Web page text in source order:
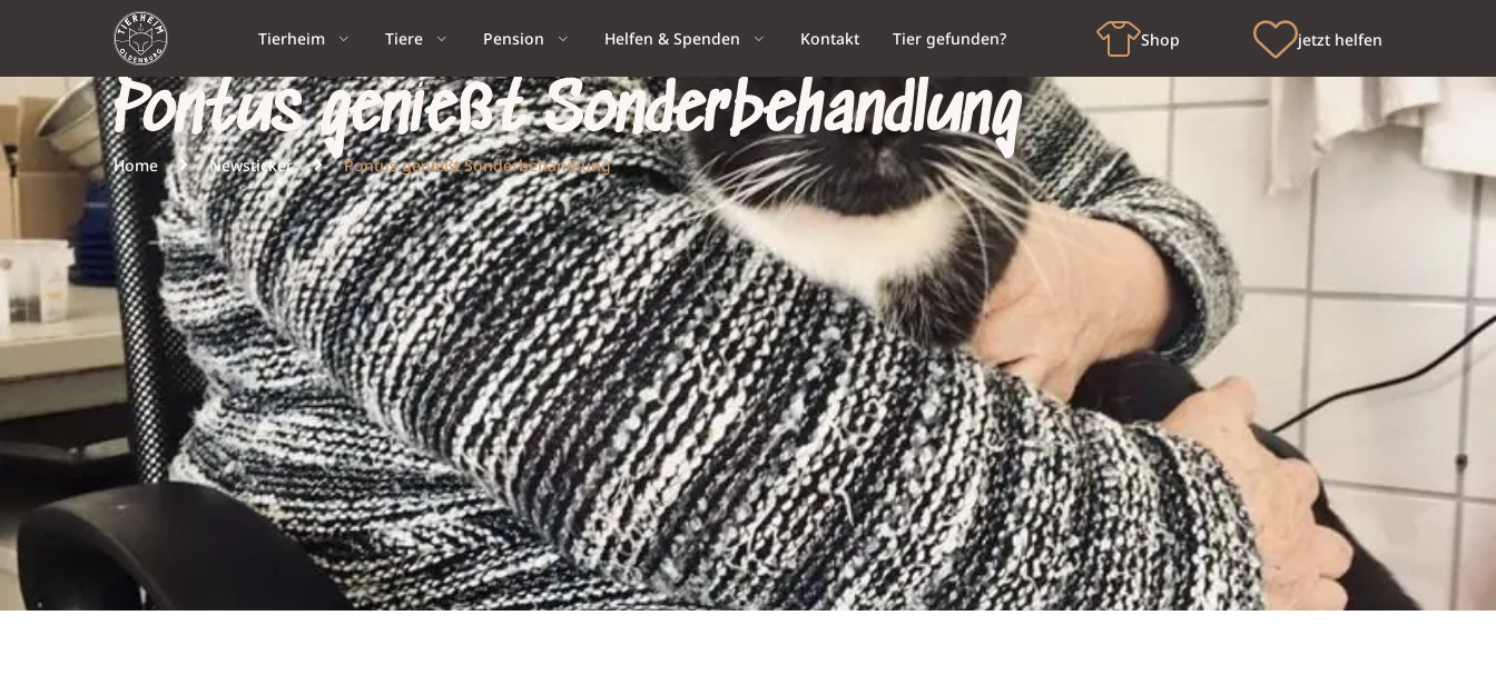
Tierheim Tiere Pension Helfen & Spenden Kontakt Tier gefunden? Shop jetzt helfen
Pontus genießt Sonderbehandlung
Home Newsticker Pontus genießt Sonderbehandlung